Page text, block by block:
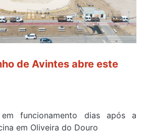
de Avintes abre este
em funcionamento dias após a
em Oliveira do Douro